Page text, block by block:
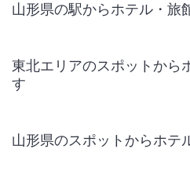
山形県の駅からホテル・旅
東北エリアのスポットから
す
山形県のスポットからホテ